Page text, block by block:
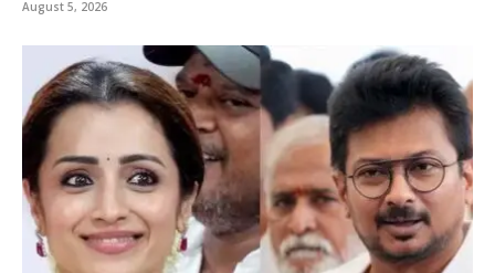
August 5, 2026